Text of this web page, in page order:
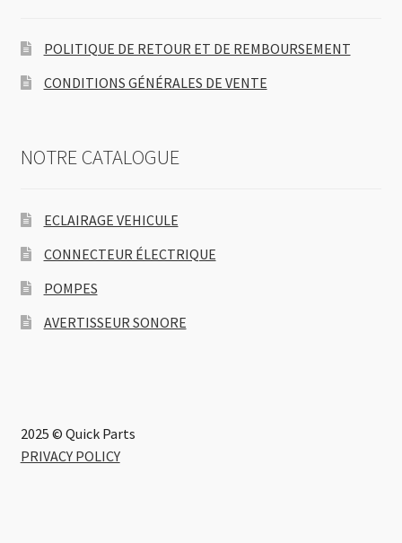
POLITIQUE DE RETOUR ET DE REMBOURSEMENT
CONDITIONS GÉNÉRALES DE VENTE
NOTRE CATALOGUE
ECLAIRAGE VEHICULE
CONNECTEUR ÉLECTRIQUE
POMPES
AVERTISSEUR SONORE
2025 © Quick Parts
PRIVACY POLICY